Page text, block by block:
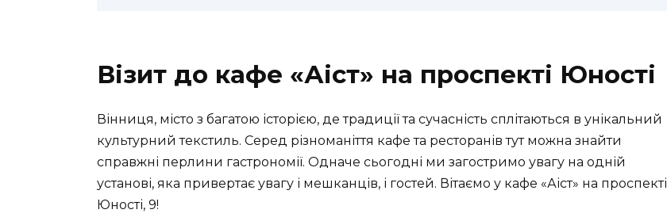
Візит до кафе «Аіст» на проспекті Юності
Вінниця, місто з багатою історією, де традиції та сучасність сплітаються в унікальний
культурний текстиль. Серед різноманіття кафе та ресторанів тут можна знайти
справжні перлини гастрономії. Одначе сьогодні ми загостримо увагу на одній
установі, яка привертає увагу і мешканців, і гостей. Вітаємо у кафе «Аіст» на проспекті
Юності, 9!